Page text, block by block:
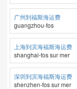
广州到福斯海运费
guangzhou-fos
上海到滨海福斯海运费
shanghai-fos sur mer
深圳到滨海福斯海运费
shenzhen-fos sur mer